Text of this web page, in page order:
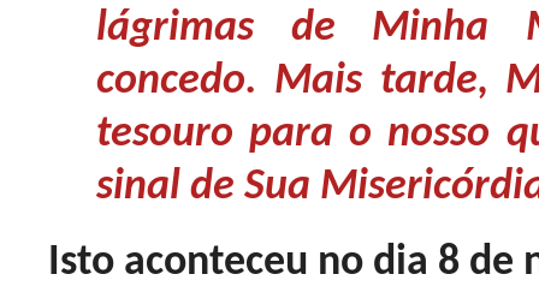
lágrimas de Minha
concedo. Mais tarde,
tesouro para o nosso
sinal de Sua
Isto aconteceu no dia 8 de